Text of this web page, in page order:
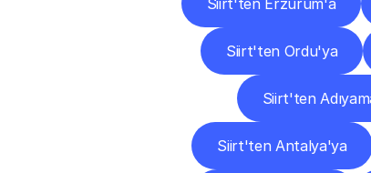
Siirt'ten Erzurum'a
Siirt'ten Ordu'ya
Siirt'ten
Siirt'ten Antalya'ya